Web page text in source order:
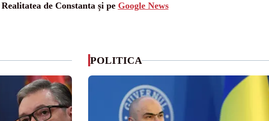
de Constanta și pe Google News
POLITICA